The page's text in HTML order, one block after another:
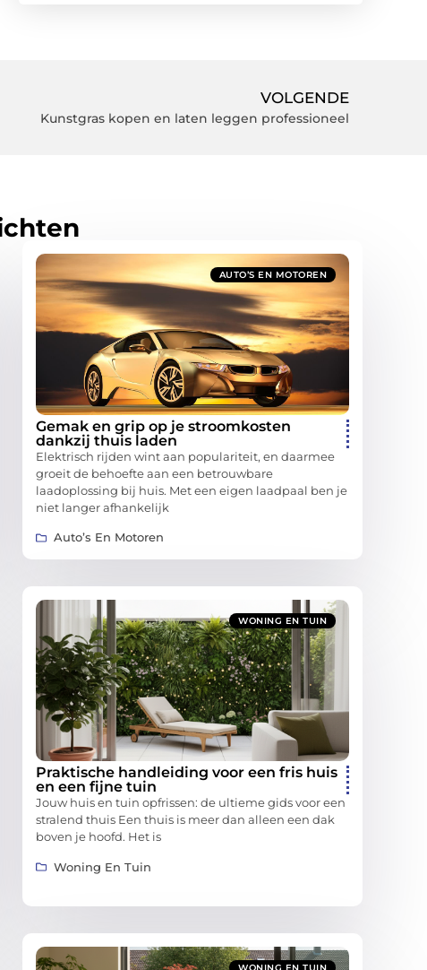
VOLGENDE
Kunstgras kopen en laten leggen professioneel
AUTO’S EN MOTOREN
Gemak en grip op je stroomkosten
dankzij thuis laden
Elektrisch rijden wint aan populariteit, en daarmee
groeit de behoefte aan een betrouwbare
laadoplossing bij huis. Met een eigen laadpaal ben je
niet langer afhankelijk
Auto’s En Motoren
WONING EN TUIN
Praktische handleiding voor een fris huis
en een fijne tuin
Jouw huis en tuin opfrissen: de ultieme gids voor een
stralend thuis Een thuis is meer dan alleen een dak
boven je hoofd. Het is
Woning En Tuin
WONING EN TUIN